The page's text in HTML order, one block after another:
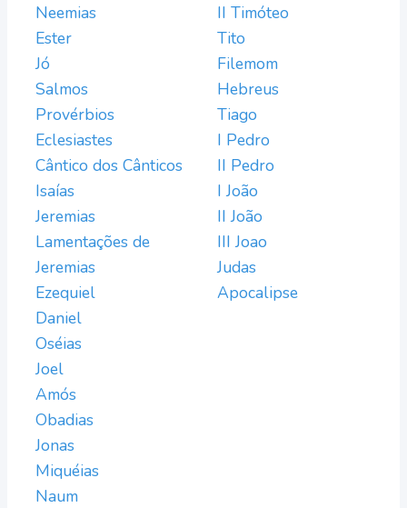
Neemias
Ester
Jó
Salmos
Provérbios
Eclesiastes
Cântico dos Cânticos
Isaías
Jeremias
Lamentações de
Jeremias
Ezequiel
Daniel
Oséias
Joel
Amós
Obadias
Jonas
Miquéias
Naum
II Timóteo
Tito
Filemom
Hebreus
Tiago
I Pedro
II Pedro
I João
II João
III Joao
Judas
Apocalipse